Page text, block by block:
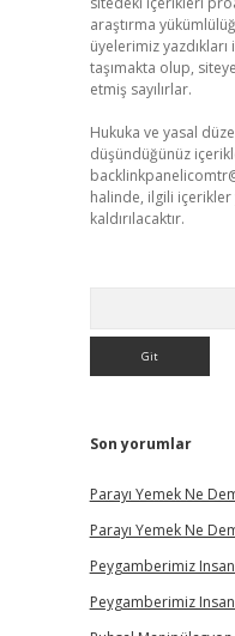
araştırma
üyelerimiz
taşımakta olup,
etmiş sayılırlar.
Hukuka ve yasal
düşündüğünüz
halinde, ilgili
kaldırılacaktır.
Son yorumlar
Parayı Yemek Ne
Parayı Yemek Ne
Peygamberimiz
Peygamberimiz